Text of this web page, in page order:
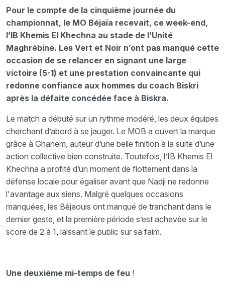
Pour le compte de la cinquième journée du
championnat, le MO Béjaïa recevait, ce week-end,
l’IB Khemis El Khechna au stade de l’Unité
Maghrébine. Les Vert et Noir n’ont pas manqué cette
occasion de se relancer en signant une large
victoire (5-1) et une prestation convaincante qui
redonne confiance aux hommes du coach Biskri
après la défaite concédée face à Biskra.
Le match a débuté sur un rythme modéré, les deux équipes
cherchant d’abord à se jauger. Le MOB a ouvert la marque
grâce à Ghanem, auteur d’une belle finition à la suite d’une
action collective bien construite. Toutefois, l’IB Khemis El
Khechna a profité d’un moment de flottement dans la
défense locale pour égaliser avant que Nadji ne redonne
l'avantage aux siens. Malgré quelques occasions
manquées, les Béjaouis ont manqué de tranchant dans le
dernier geste, et la première période s’est achevée sur le
score de 2 à 1, laissant le public sur sa faim.
Une deuxième mi-temps de feu !